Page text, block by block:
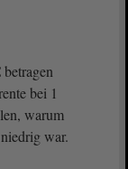
bei 1
warum
war.